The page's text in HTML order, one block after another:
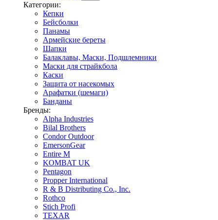
Категории:
Кепки
Бейсболки
Панамы
Армейские береты
Шапки
Балаклавы, Маски, Подшлемники
Маски для страйкбола
Каски
Защита от насекомых
Арафатки (шемаги)
Банданы
Бренды:
Alpha Industries
Bilal Brothers
Condor Outdoor
EmersonGear
Entire M
KOMBAT UK
Pentagon
Propper International
R & B Distributing Co., Inc.
Rothco
Stich Profi
TEXAR